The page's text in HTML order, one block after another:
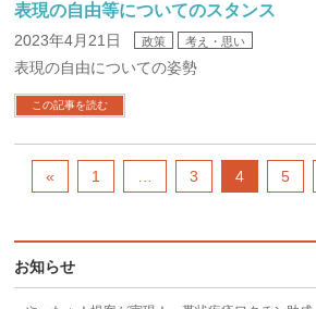
表現の自由等についてのスタンス
2023年4月21日 政策 考え・思い
表現の自由についての姿勢
この記事を読む
« 1 3 4 5
お知らせ